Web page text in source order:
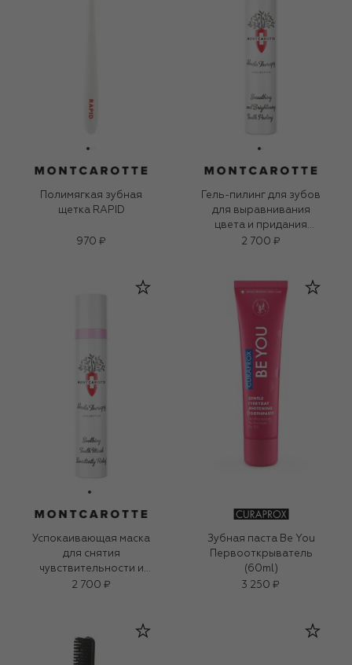
Полимягкая зубная
щетка RAPID
970 ₽
Гель-пилинг для зубов
для выравнивания
цвета и придания
блеска (30ml)
2 700 ₽
Успокаивающая маска
для снятия
чувствительности и
дискомфорта десен
2 700 ₽
Зубная паста Be You
Первооткрыватель
(60ml)
3 250 ₽